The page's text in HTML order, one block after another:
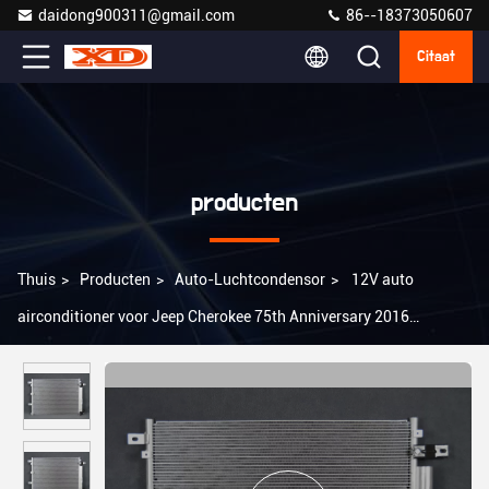
daidong900311@gmail.com 86--18373050607
Citaat
producten
Thuis > Producten > Auto-Luchtcondensor > 12V auto
airconditioner voor Jeep Cherokee 75th Anniversary 2016